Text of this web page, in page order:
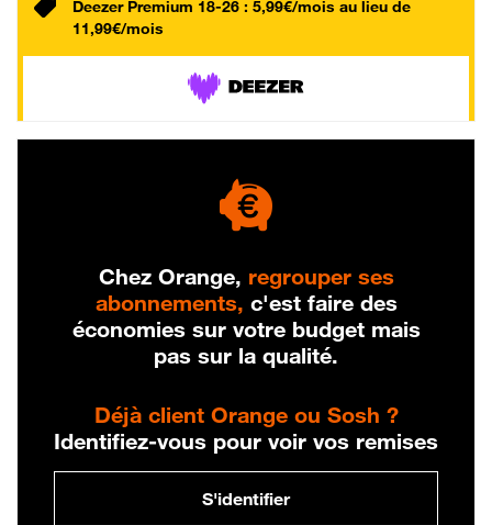
Deezer Premium 18-26 : 5,99€/mois au lieu de
11,99€/mois
Chez Orange, regrouper ses
abonnements, c'est faire des
économies sur votre budget mais
pas sur la qualité.
Déjà client Orange ou Sosh ?
Identifiez-vous pour voir vos remises
S'identifier